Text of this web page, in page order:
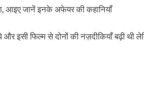
इसी फिल्म से दोनों की नज़दीकियाँ बढ़ी